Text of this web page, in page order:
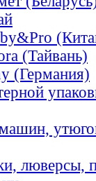
(Тайвань)
(Германия)
люверсы,